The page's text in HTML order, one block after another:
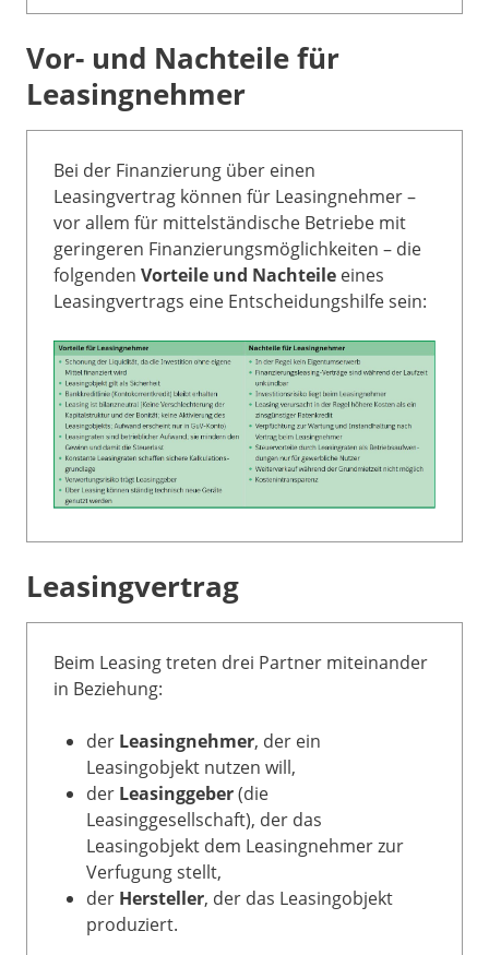
Vor- und Nachteile für
Leasingnehmer
Bei der Finanzierung über einen
Leasingvertrag können für Leasingnehmer –
vor allem für mittelständische Betriebe mit
geringeren Finanzierungsmöglichkeiten – die
folgenden Vorteile und Nachteile eines
Leasingvertrags eine Entscheidungshilfe sein:
Leasingvertrag
Beim Leasing treten drei Partner miteinander
in Beziehung:
der Leasingnehmer, der ein
Leasingobjekt nutzen will,
der Leasinggeber(die
Leasinggesellschaft), der das
Leasingobjekt dem Leasingnehmer zur
Verfugung stellt,
der Hersteller, der das Leasingobjekt
produziert.